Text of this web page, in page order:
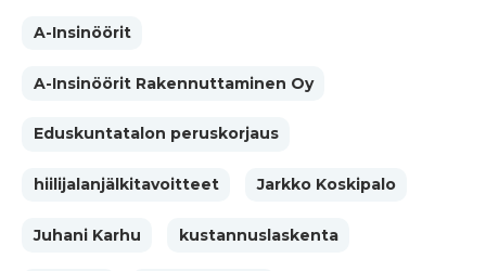
A-Insinöörit
A-Insinöörit Rakennuttaminen Oy
Eduskuntatalon peruskorjaus
hiilijalanjälkitavoitteet Jarkko Koskipalo
Juhani Karhu kustannuslaskenta